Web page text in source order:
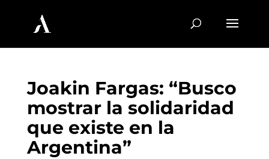
Joakin Fargas: “Busco
mostrar la solidaridad
que existe en la
Argentina”